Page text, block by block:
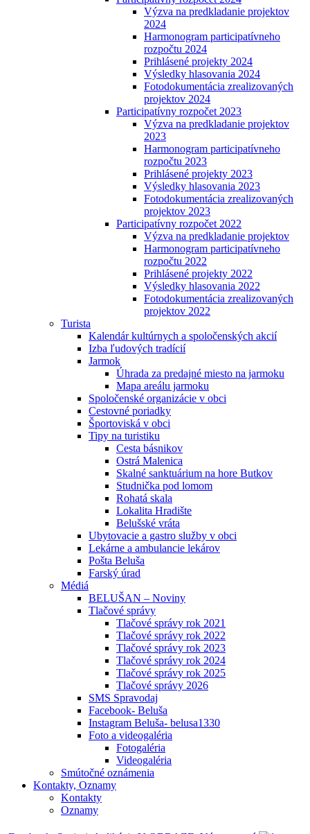
Výzva na predkladanie projektov
2024
Harmonogram participatívneho
rozpočtu 2024
Prihlásené projekty 2024
Výsledky hlasovania 2024
Fotodokumentácia zrealizovaných
projektov 2024
Participatívny rozpočet 2023
Výzva na predkladanie projektov
2023
Harmonogram participatívneho
rozpočtu 2023
Prihlásené projekty 2023
Výsledky hlasovania 2023
Fotodokumentácia zrealizovaných
projektov 2023
Participatívny rozpočet 2022
Výzva na predkladanie projektov
Harmonogram participatívneho
rozpočtu 2022
Prihlásené projekty 2022
Výsledky hlasovania 2022
Fotodokumentácia zrealizovaných
projektov 2022
Turista
Kalendár kultúrnych a spoločenských akcií
Izba ľudových tradícií
Jarmok
Úhrada za predajné miesto na jarmoku
Mapa areálu jarmoku
Spoločenské organizácie v obci
Cestovné poriadky
Športoviská v obci
Tipy na turistiku
Cesta básnikov
Ostrá Malenica
Skalné sanktuárium na hore Butkov
Studnička pod lomom
Rohatá skala
Lokalita Hradište
Belušské vráta
Ubytovacie a gastro služby v obci
Lekárne a ambulancie lekárov
Pošta Beluša
Farský úrad
Médiá
BELUŠAN – Noviny
Tlačové správy
Tlačové správy rok 2021
Tlačové správy rok 2022
Tlačové správy rok 2023
Tlačové správy rok 2024
Tlačové správy rok 2025
Tlačové správy 2026
SMS Spravodaj
Facebook- Beluša
Instagram Beluša- belusa1330
Foto a videogaléria
Fotogaléria
Videogaléria
Smútočné oznámenia
Kontakty, Oznamy
Kontakty
Oznamy